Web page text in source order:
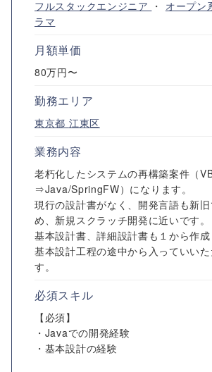
フルスタックエンジニア ・ オープン
ラマ
月額単価
80万円〜
勤務エリア
東京都 江東区
業務内容
老朽化したシステムの再構築案件（
⇒Java/SpringFW）になります。
現行の設計書がなく、開発言語も新
め、新規スクラッチ開発に近いです。
基本設計書、詳細設計書も１から作成
基本設計工程の途中から入っていい
す。
必須スキル
【必須】
・Javaでの開発経験
・基本設計の経験